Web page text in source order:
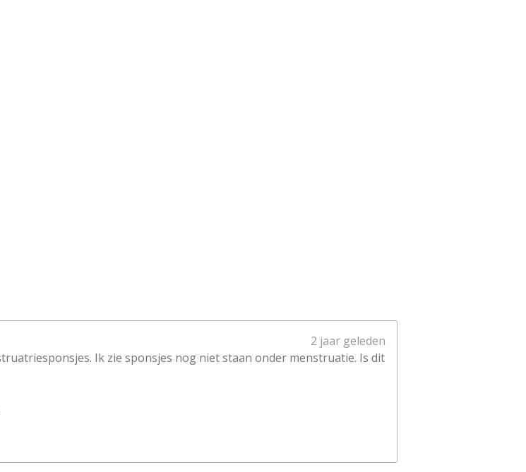
2 jaar geleden
Ik zie sponsjes nog niet staan onder menstruatie. Is dit